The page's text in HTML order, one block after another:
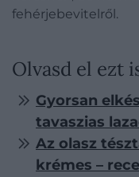
fehérjebevitelről.
Olvasd el ezt
Gyorsan
tavaszias
Az olasz
krémes –